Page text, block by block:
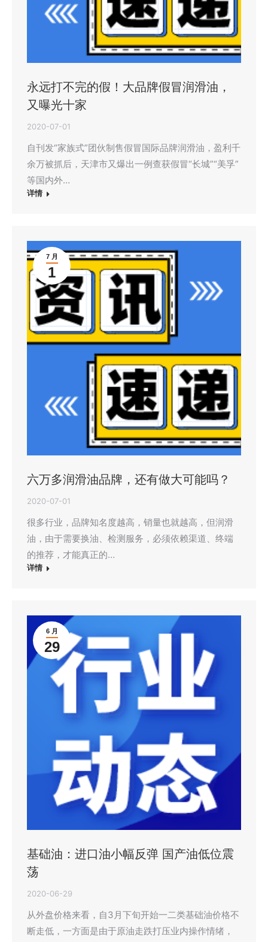
永远打不完的假！大品牌假冒润滑油，
又曝光十家
2020-07-01
自刊发“家族式”团伙制售假冒国际品牌润滑油，盈利千
余万被抓后，天津市又爆出一例查获假冒“长城”“美孚”
等国内外…
详情
7 月
1
六万多润滑油品牌，还有做大可能吗？
2020-07-01
很多行业，品牌知名度越高，销量也就越高，但润滑
油，由于需要换油、检测服务，必须依赖渠道、终端
的推荐，才能真正的…
详情
6 月
29
基础油：进口油小幅反弹 国产油低位震
荡
2020-06-29
从外盘价格来看，自3月下旬开始一二类基础油价格不
断走低，一方面是由于原油走跌打压业内操作情绪，